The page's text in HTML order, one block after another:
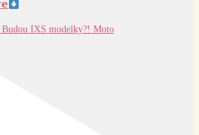
IXS modelky?! Moto